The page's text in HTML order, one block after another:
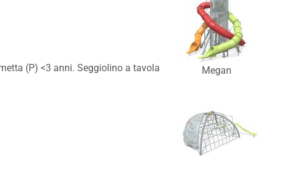
Megan
(P) <3 anni. Seggiolino a tavola